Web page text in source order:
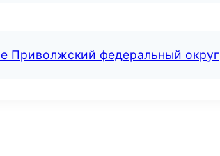
Приволжский федеральный округ